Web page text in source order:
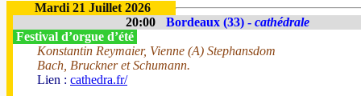
Mardi 21 Juillet 2026
20:00
Bordeaux (33) - cathédrale
Festival d’orgue d’été
Konstantin Reymaier, Vienne (A) Stephansdom
Bach, Bruckner et Schumann.
Lien : cathedra.fr/